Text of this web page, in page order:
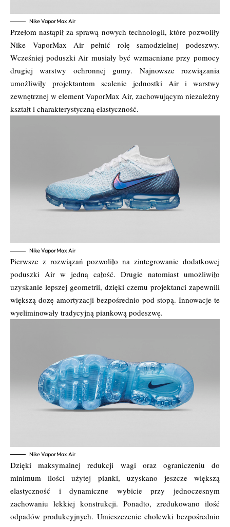
Nike VaporMax Air
Przełom nastąpił za sprawą nowych technologii, które pozwoliły
Nike VaporMax Air pełnić rolę samodzielnej podeszwy.
Wcześniej poduszki Air musiały być wzmacniane przy pomocy
drugiej warstwy ochronnej gumy. Najnowsze rozwiązania
umożliwiły projektantom scalenie jednostki Air i warstwy
zewnętrznej w element VaporMax Air, zachowującym niezależny
kształt i charakterystyczną elastyczność.
Nike VaporMax Air
Pierwsze z rozwiązań pozwoliło na zintegrowanie dodatkowej
poduszki Air w jedną całość. Drugie natomiast umożliwiło
uzyskanie lepszej geometrii, dzięki czemu projektanci zapewnili
większą dozę amortyzacji bezpośrednio pod stopą. Innowacje te
wyeliminowały tradycyjną piankową podeszwę.
Nike VaporMax Air
Dzięki maksymalnej redukcji wagi oraz ograniczeniu do
minimum ilości użytej pianki, uzyskano jeszcze większą
elastyczność i dynamiczne wybicie przy jednoczesnym
zachowaniu lekkiej konstrukcji. Ponadto, zredukowano ilość
odpadów produkcyjnych. Umieszczenie cholewki bezpośrednio